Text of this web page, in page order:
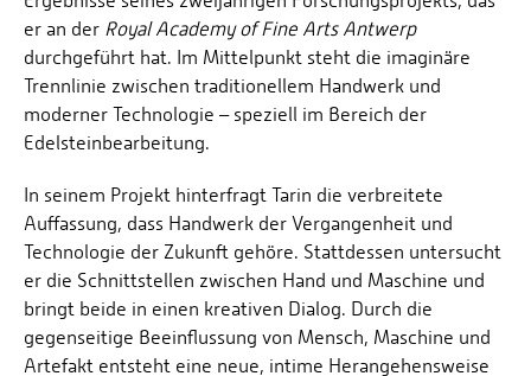
er an der Royal Academy of Fine Arts Antwerp
durchgeführt hat. Im Mittelpunkt steht die imaginäre
Trennlinie zwischen traditionellem Handwerk und
moderner Technologie – speziell im Bereich der
Edelsteinbearbeitung.
In seinem Projekt hinterfragt Tarin die verbreitete
Auffassung, dass Handwerk der Vergangenheit und
Technologie der Zukunft gehöre. Stattdessen untersucht
er die Schnittstellen zwischen Hand und Maschine und
bringt beide in einen kreativen Dialog. Durch die
gegenseitige Beeinflussung von Mensch, Maschine und
Artefakt entsteht eine neue, intime Herangehensweise